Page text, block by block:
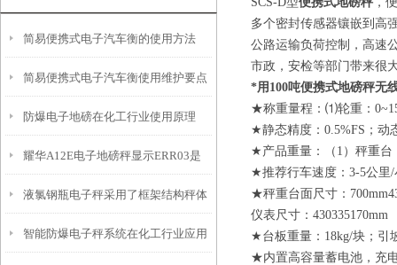
简易便携式电子汽车衡的使用方法
简易便携式电子汽车衡使用维护要点
防爆电子地磅在化工行业使用原理
耀华A12E电子地磅秤显示ERR03是
什么问题
液氯钢瓶电子秤采用了框架结构秤体
智能防爆电子秤系统在化工行业应用
多个密封传感器镶嵌到高
公路运输负荷控制，高速
市政，安检等部门带来很
*用100吨便携式地磅秤无
★称重量程：⑴轮重：
★静态精度：0.5%FS；动
★产品重量：（1）秤重台
★推荐行车速度：3-5公里/
★秤重台面尺寸：
仪表尺寸：430335170mm
★台板重量：18kg/块；引
★内置高容量蓄电池，充